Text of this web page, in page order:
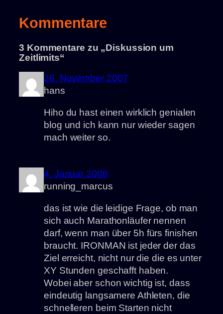
Kommentare
3 Kommentare zu „Diskussion um
Zeitlimits“
26. November 2007
hans
Hiho du hast einen wirklich genialen
blog und ich kann nur wieder sagen
mach weiter so.
4. Januar 2008
running_marcus
das ist wie die leidige Frage, ob man
sich auch Marathonläufer nennen
darf, wenn man über 5h fürs finishen
braucht. IRONMAN ist jeder der das
Ziel erreicht, nicht nur die die es unter
XY Stunden geschafft haben.
Wobei aber schon wichtig ist, dass
eindeutig langsamere Athleten, die
schnelleren beim Starten nicht